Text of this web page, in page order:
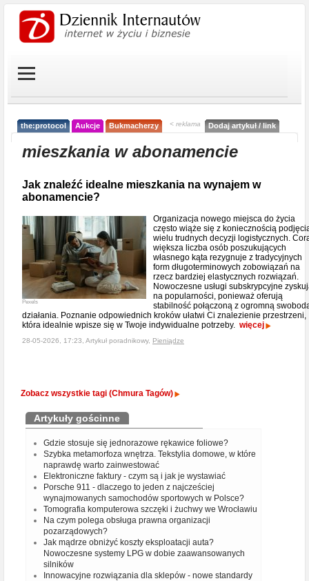
the:protocol Aukcje Bukmacherzy < reklama Dodaj artykuł / link
mieszkania w abonamencie
Jak znaleźć idealne mieszkania na wynajem w
abonamencie?
Pexels
Organizacja nowego miejsca do życia
często wiąże się z koniecznością
wielu trudnych decyzji logistycznych.
większa liczba osób poszukujących
własnego kąta rezygnuje z tradycyjnych
form długoterminowych zobowiązań na
rzecz bardziej elastycznych rozwiązań.
Nowoczesne usługi subskrypcyjne
na popularności, ponieważ oferują
stabilność połączoną z ogromną
działania. Poznanie odpowiednich kroków ułatwi Ci znalezienie przestrzeni,
która idealnie wpisze się w Twoje indywidualne potrzeby. więcej
28-05-2026, 17:23, Artykuł poradnikowy, Pieniądze
Zobacz wszystkie tagi (Chmura Tagów)
Artykuły gościnne
Gdzie stosuje się jednorazowe rękawice foliowe?
Szybka metamorfoza wnętrza. Tekstylia domowe, w które
naprawdę warto zainwestować
Elektroniczne faktury - czym są i jak je wystawiać
Porsche 911 - dlaczego to jeden z najcześciej
wynajmowanych samochodów sportowych w Polsce?
Tomografia komputerowa szczęki i żuchwy we Wrocławiu
Na czym polega obsługa prawna organizacji
pozarządowych?
Jak mądrze obniżyć koszty eksploatacji auta?
Nowoczesne systemy LPG w dobie zaawansowanych
silników
Innowacyjne rozwiązania dla sklepów - nowe standardy